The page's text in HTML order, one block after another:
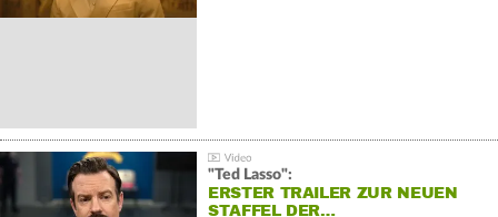
"Ted Lasso":
ERSTER TRAILER ZUR NEUEN
STAFFEL DER…